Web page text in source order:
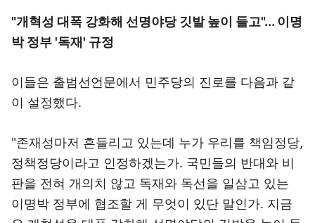
"개혁성 대폭 강화해 선명야당 깃발 높이 들고"... 이명
박 정부 '독재' 규정
이들은 출범선언문에서 민주당의 진로를 다음과 같
이 설정했다.
"존재성마저 흔들리고 있는데 누가 우리를 책임정당,
정책정당이라고 인정하겠는가. 국민들의 반대와 비
판을 전혀 개의치 않고 독재와 독선을 일삼고 있는
이명박 정부에 협조할 게 무엇이 있단 말인가. 지금